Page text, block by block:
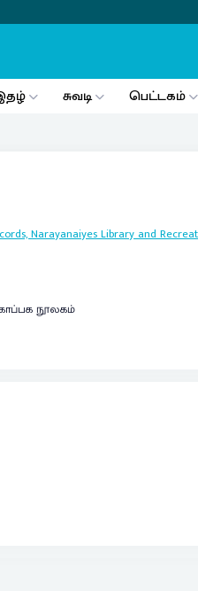
சுவடி பெட்டகம்
Narayanaiyes Library and
நூலகம்